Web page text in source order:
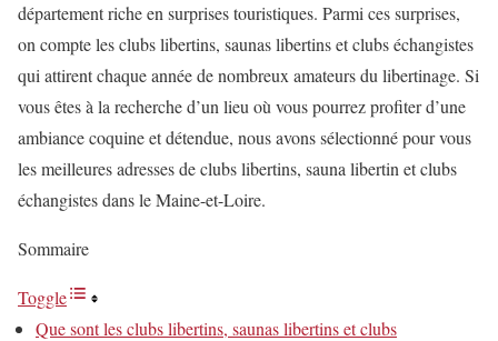
département riche en surprises touristiques. Parmi ces surprises,
on compte les clubs libertins, saunas libertins et clubs échangistes
qui attirent chaque année de nombreux amateurs du libertinage. Si
vous êtes à la recherche d’un lieu où vous pourrez profiter d’une
ambiance coquine et détendue, nous avons sélectionné pour vous
les meilleures adresses de clubs libertins, sauna libertin et clubs
échangistes dans le Maine-et-Loire.
Sommaire
Toggle
Que sont les clubs libertins, saunas libertins et clubs